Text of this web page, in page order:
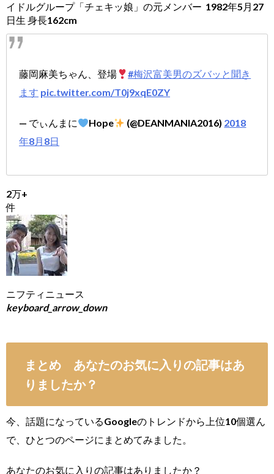
イドルグループ「チェキッ娘」の元メンバー 1982年5月27
日生 身長162cm
藤岡麻美ちゃん、登場
#梅沢富美男のズバッと聞き
ます pic.twitter.com/T0j9xqE0ZY
— でぃんまに Hope (@DEANMANIA2016) 2018
年8月8日
2万+
件
ニフティニュース
keyboard_arrow_down
まとめ あなたのお気に入りの記事はあ
りましたか？
今、話題になっているGoogleのトレンドから上位10個選ん
で、ひとつのページにまとめてみました。
あなたのお気に入りの記事はありましたか？